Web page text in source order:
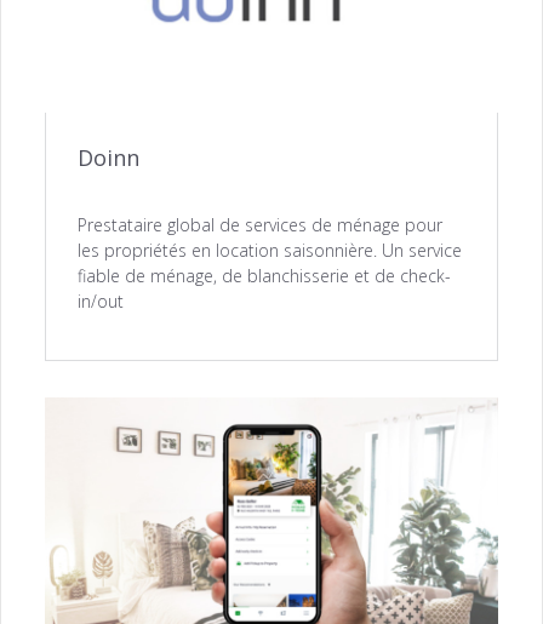
Doinn
Prestataire global de services de ménage pour
les propriétés en location saisonnière. Un service
fiable de ménage, de blanchisserie et de check-
in/out